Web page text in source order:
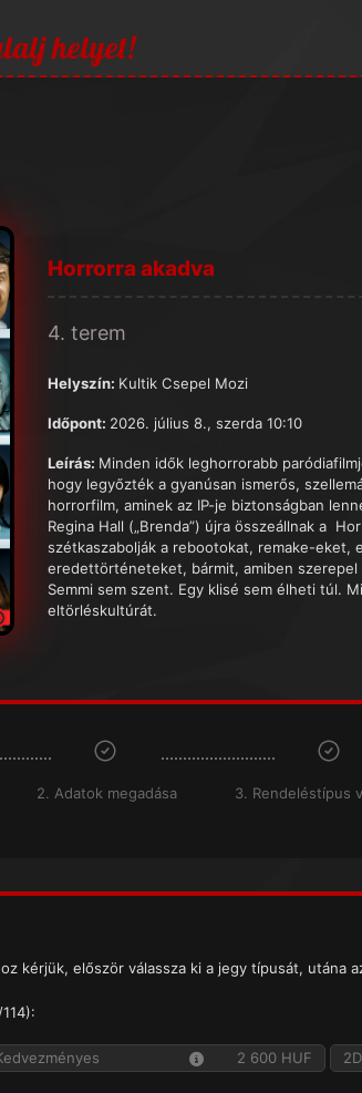
helyet!
Horrorra akadva
4. terem
Helyszín: Kultik Csepel Mozi
Időpont: 2026. július 8., szerda 10:10
Leírás: Minden idők leghorrorabb
hogy legyőzték a gyanúsan ismerős,
horrorfilm, aminek az IP-je biztonságban
Regina Hall („Brenda”) újra összeállnak a
szétkaszabolják a rebootokat, remake-
eredettörténeteket, bármit, amiben szerepel
Semmi sem szent. Egy klisé sem élheti túl.
eltörléskultúrát.
2. Adatok megadása 3. Rendeléstípus
kérjük, először válassza ki a jegy típusát, utána
2 600 HUF